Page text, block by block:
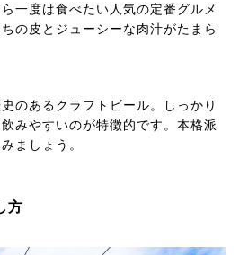
一度は食べたい人気の定番グルメ
の皮とジューシーな肉汁がたまら
のあるクラフトビール。しっかり
みやすいのが特徴的です。本格派
ましょう。
方